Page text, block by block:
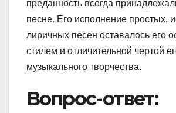
преданность всегда
песне. Его исполнение простых,
лиричных песен оставалось его
стилем и отличительной чертой
музыкального творчества.
Вопрос-ответ: